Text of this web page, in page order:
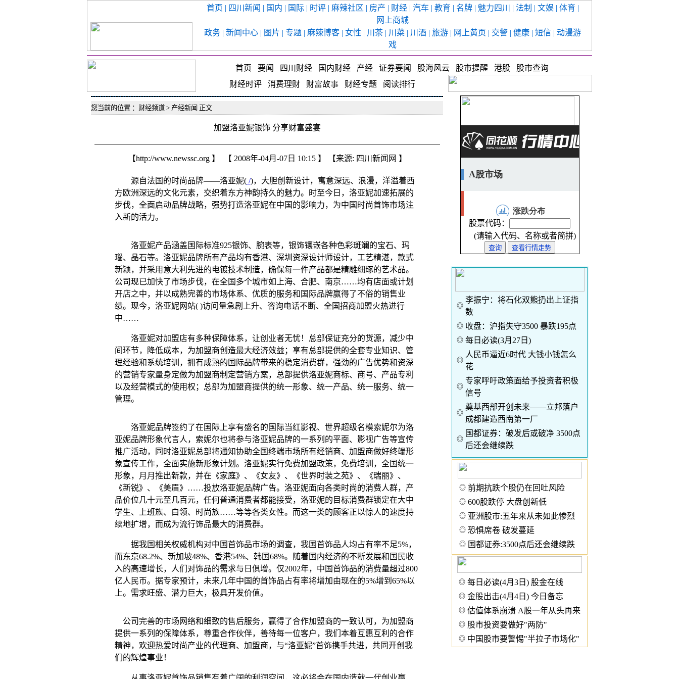
首页 | 四川新闻 | 国内 | 国际 | 时评 | 麻辣社区 | 房产 | 财经 | 汽车 | 教育 | 名牌 | 魅力四川 | 法制 | 文娱 | 体育 |
网上商城
政务 | 新闻中心 | 图片 | 专题 | 麻辣博客 | 女性 | 川茶 | 川菜 | 川酒 | 旅游 | 网上黄页 | 交警 | 健康 | 短信 | 动漫游
戏
首页 要闻 四川财经 国内财经 产经 证券要闻 股海风云 股市提醒 港股 股市查询
财经时评 消费理财 财富故事 财经专题 阅读排行
您当前的位置 ： 财经频道 > 产经新闻 正文
加盟洛亚妮银饰 分享财富盛宴
【http://www.newssc.org 】 【 2008年-04月-07日 10:15 】 【来源: 四川新闻网 】
源自法国的时尚品牌——洛亚妮(/)，大胆创新设计，寓意深远、浪漫，洋溢着西
方欧洲深远的文化元素，交织着东方神韵持久的魅力。时至今日，洛亚妮加速拓展的
步伐，全面启动品牌战略，强势打造洛亚妮在中国的影响力，为中国时尚首饰市场注
入新的活力。
洛亚妮产品涵盖国际标准925银饰、腕表等，银饰镶嵌各种色彩斑斓的宝石、玛
瑙、晶石等。洛亚妮品牌所有产品均有香港、深圳资深设计师设计，工艺精湛，款式
新颖，并采用意大利先进的电镀技术制造，确保每一件产品都是精雕细琢的艺术品。
公司现已加快了市场步伐，在全国多个城市如上海、合肥、南京……均有店面或计划
开店之中，并以成熟完善的市场体系、优质的服务和国际品牌赢得了不俗的销售业
绩。现今，洛亚妮网站( )访问量急剧上升、咨询电话不断、全国招商加盟火热进行
中……
洛亚妮对加盟店有多种保障体系，让创业者无忧！总部保证充分的货源，减少中
间环节，降低成本，为加盟商创造最大经济效益；享有总部提供的全套专业知识、管
理经验和系统培训，拥有成熟的国际品牌带来的稳定消费群，强劲的广告优势和资深
的营销专家量身定做为加盟商制定营销方案，总部提供洛亚妮商标、商号、产品专利
以及经营模式的使用权；总部为加盟商提供的统一形象、统一产品、统一服务、统一
管理。
洛亚妮品牌签约了在国际上享有盛名的国际当红影视、世界超级名模索妮尔为洛
亚妮品牌形象代言人，索妮尔也将参与洛亚妮品牌的一系列的平面、影视广告等宣传
推广活动，同时洛亚妮总部将通知协助全国终端市场所有经销商、加盟商做好终端形
象宣传工作，全面实施新形象计划。洛亚妮实行免费加盟政策，免费培训，全国统一
形象，月月推出新款，并在《家庭》、《女友》、《世界时装之苑》、《瑞丽》、
《新锐》、《美眉》……投放洛亚妮品牌广告。洛亚妮面向各类时尚的消费人群，产
品价位几十元至几百元，任何普通消费者都能接受，洛亚妮的目标消费群锁定在大中
学生、上班族、白领、时尚族……等等各类女性。而这一类的顾客正以惊人的速度持
续地扩增，而成为流行饰品最大的消费群。
据我国相关权威机构对中国首饰品市场的调查，我国首饰品人均占有率不足5%，
而东京68.2%、新加坡48%、香港54%、韩国68%。随着国内经济的不断发展和国民收
入的高速增长，人们对饰品的需求与日俱增。仅2002年，中国首饰品的消费量超过800
亿人民币。据专家预计，未来几年中国的首饰品占有率将增加由现在的5%增到65%以
上。需求旺盛、潜力巨大，极具开发价值。
公司完善的市场网络和细致的售后服务，赢得了合作加盟商的一致认可，为加盟商
提供一系列的保障体系，尊重合作伙伴，善待每一位客户，我们本着互惠互利的合作
精神，欢迎热爱时尚产业的代理商、加盟商，与“洛亚妮”首饰携手共进，共同开创我
们的辉煌事业！
股票代码：
(请输入代码、名称或者简拼)
◎
李振宁：将石化双熊扔出上证指
数
◎ 收盘：沪指失守3500 暴跌195点
◎ 每日必读(3月27日)
◎
人民币逼近6时代 大钱小钱怎么
花
◎
专家呼吁政策面给予投资者积极
信号
◎
奠基西部开创未来——立邦落户
成都建造西南第一厂
◎
国都证券：破发后或破净 3500点
后还会继续跌
◎ 前期抗跌个股仍在回吐风险
◎ 600股跌停 大盘创新低
◎ 亚洲股市:五年来从未如此惨烈
◎ 恐惧席卷 破发蔓延
◎ 国都证券:3500点后还会继续跌
◎ 每日必读(4月3日) 股金在线
◎ 金股出击(4月4日) 今日备忘
◎ 估值体系崩溃 A股一年从头再来
◎ 股市投资要做好"两防"
◎ 中国股市要警惕"半拉子市场化"